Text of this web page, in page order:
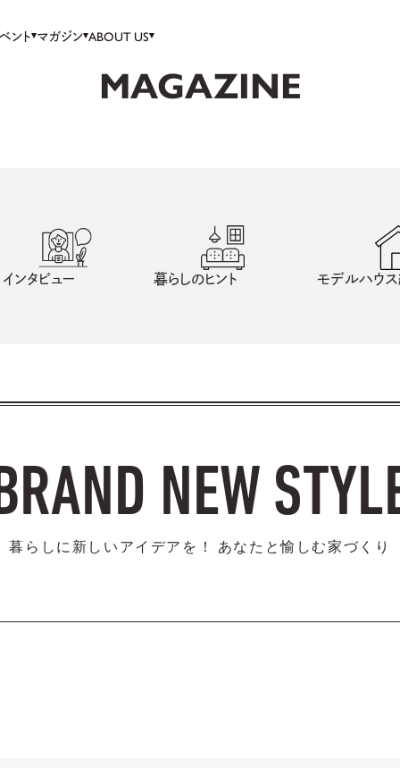
ント マガジン ABOUT US
MAGAZINE
インタビュー 暮らしのヒント モデルハウ
NEW
暮らしに新しいアイデアを！ あなたと愉しむ家づくり